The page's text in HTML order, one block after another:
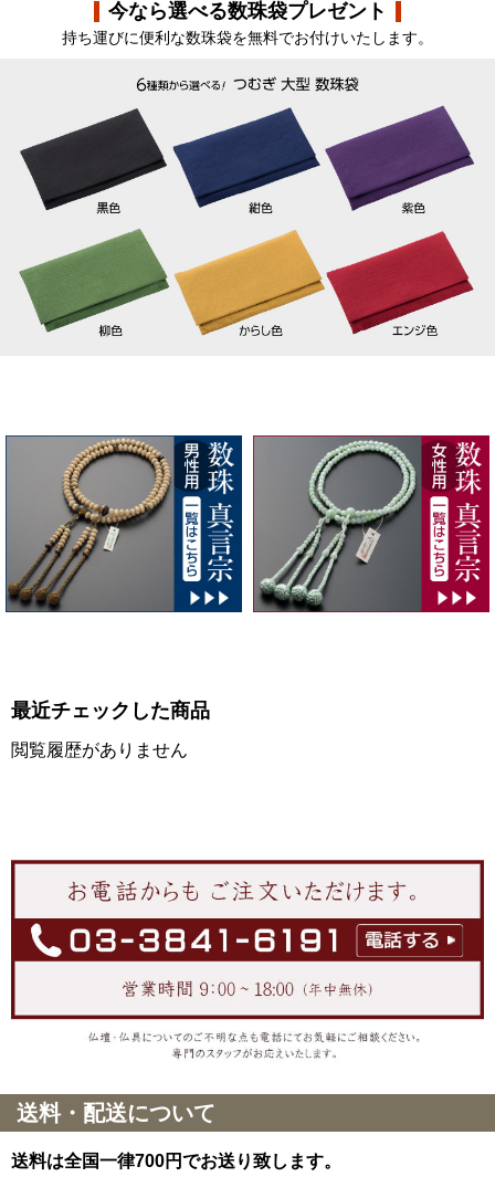
今なら選べる数珠袋プレゼント
持ち運びに便利な数珠袋を無料でお付けいたします。
最近チェックした商品
閲覧履歴がありません
送料・配送について
送料は全国一律700円でお送り致します。